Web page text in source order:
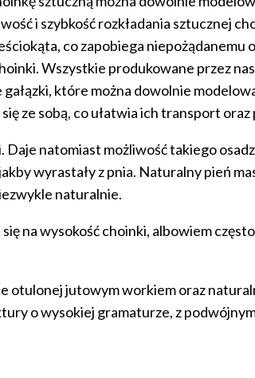
i szybkość rozkładania sztucznej
co zapobiega niepożądanemu
Wszystkie produkowane przez
które można dowolnie
ze sobą, co ułatwia ich transport
natomiast możliwość takiego
wyrastały z pnia. Naturalny pień
naturalnie.
na wysokość choinki, albowiem
otulonej jutowym workiem oraz
o wysokiej gramaturze, z